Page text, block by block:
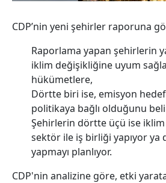
CDP’nin yeni şehirler raporuna
Raporlama yapan şehirlerin
iklim değişikliğine uyum
hükümetlere,
Dörtte biri ise, emisyon
politikaya bağlı olduğunu
Şehirlerin dörtte üçü ise
sektör ile iş birliği yapıyor ya
yapmayı planlıyor.
CDP'nin analizine göre, etki